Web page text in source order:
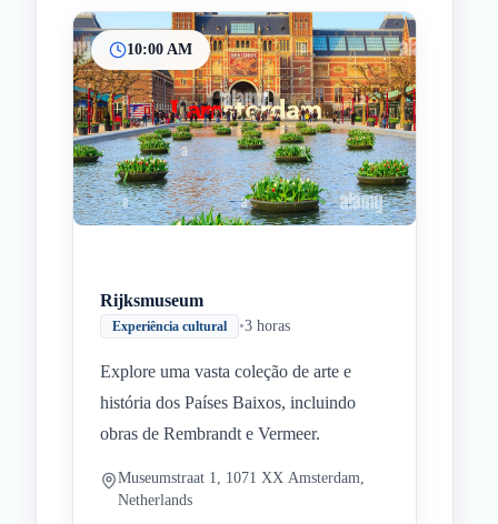
InicioParadas intermedias
Final
10:00 AM
Rijksmuseum
Experiência cultural •3 horas
Explore uma vasta coleção de arte e
história dos Países Baixos, incluindo
obras de Rembrandt e Vermeer.
Museumstraat 1, 1071 XX Amsterdam,
Netherlands